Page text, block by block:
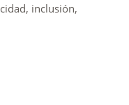
inclusión,